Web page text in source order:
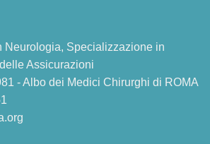
Neurologia, Specializzazione in
Assicurazioni
- Albo dei Medici Chirurghi di ROMA